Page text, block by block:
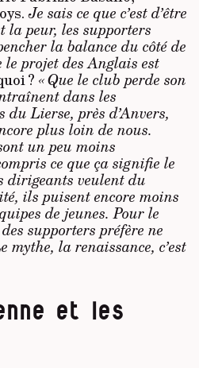
Je sais ce que c’est d’être
la peur, les supporters
la balance du côté de
le projet des Anglais est
? « Que le club perde son
dans les
Lierse, près d’Anvers,
plus loin de nous.
un peu moins
ce que ça signifie le
dirigeants veulent du
ils puisent encore moins
de jeunes. Pour le
supporters préfère ne
mythe, la renaissance, c’est
et les